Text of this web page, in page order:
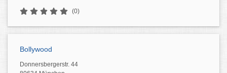
(0)
Bollywood
Donnersbergerstr. 44